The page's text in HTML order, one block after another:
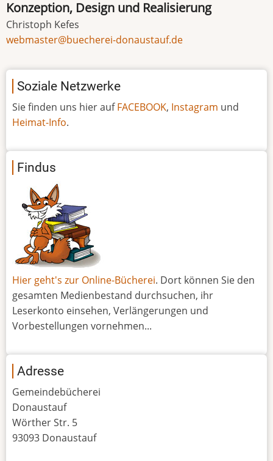
Konzeption, Design und Realisierung
Christoph Kefes
webmaster@buecherei-donaustauf.de
Soziale Netzwerke
Sie finden uns hier aufFACEBOOK, Instagram und
Heimat-Info.
Findus
Hier geht's zur Online-Bücherei. Dort können Sie den
gesamten Medienbestand durchsuchen, ihr
Leserkonto einsehen, Verlängerungen und
Vorbestellungen vornehmen...
Adresse
Gemeindebücherei
Donaustauf
Wörther Str. 5
93093 Donaustauf